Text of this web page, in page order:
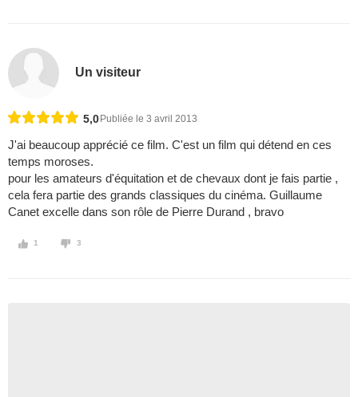
Un visiteur
5,0 Publiée le 3 avril 2013
J'ai beaucoup apprécié ce film. C'est un film qui détend en ces
temps moroses.
pour les amateurs d'équitation et de chevaux dont je fais partie ,
cela fera partie des grands classiques du cinéma. Guillaume
Canet excelle dans son rôle de Pierre Durand , bravo
1 3